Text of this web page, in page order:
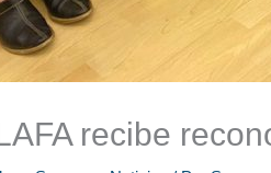
recibe